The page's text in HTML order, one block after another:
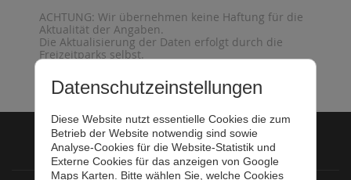
ACHTUNG: Wir übernehmen keine Haftung für die
Aktualität der Angaben.
Die Aktualisierung der Daten erfolgt durch die
Freizeitparks selbst.
Startseite
Datenschutzeinstellungen
Diese Website nutzt essentielle Cookies die zum
Betrieb der Website notwendig sind sowie
Analyse-Cookies für die Website-Statistik und
Externe Cookies für das anzeigen von Google
Maps Karten. Bitte wählen Sie, welche Cookies